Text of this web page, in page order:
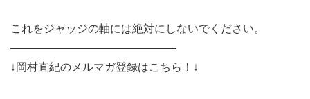
これをジャッジの軸には絶対にしないでください。
———————————————
↓岡村直紀のメルマガ登録はこちら！↓